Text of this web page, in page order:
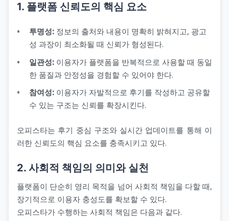
1. 플랫폼 신뢰도의 핵심 요소
투명성: 정보의 출처와 내용이 명확히 밝혀지고, 광고
성 과장이 최소화될 때 신뢰가 형성된다.
일관성: 이용자가 플랫폼을 반복적으로 사용할 때 동일
한 품질과 안정성을 경험할 수 있어야 한다.
참여성: 이용자가 자발적으로 후기를 작성하고 공유할
수 있는 구조는 신뢰를 확장시킨다.
오피스타는 후기 중심 구조와 실시간 업데이트를 통해 이
러한 신뢰도의 핵심 요소를 충족시키고 있다.
2. 사회적 책임의 의미와 실천
플랫폼이 단순히 영리 목적을 넘어 사회적 책임을 다할 때,
장기적으로 이용자 충성도를 확보할 수 있다.
오피스타가 수행하는 사회적 책임은 다음과 같다.